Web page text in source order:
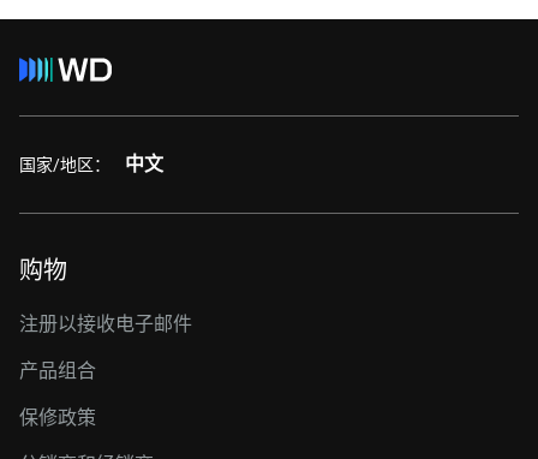
国家/地区： 中文
购物
注册以接收电子邮件
产品组合
保修政策